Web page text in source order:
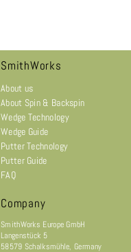
SmithWorks
About us
About Spin & Backspin
Wedge Technology
Wedge Guide
Putter Technology
Putter Guide
FAQ
Company
SmithWorks Europe GmbH
Langenstück 5
58579 Schalksmühle, Germany